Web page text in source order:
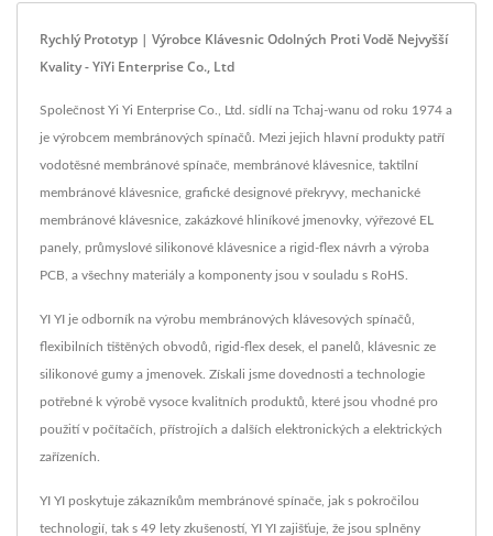
Rychlý Prototyp | Výrobce Klávesnic Odolných Proti Vodě Nejvyšší
Kvality - YiYi Enterprise Co., Ltd
Společnost Yi Yi Enterprise Co., Ltd. sídlí na Tchaj-wanu od roku 1974 a
je výrobcem membránových spínačů. Mezi jejich hlavní produkty patří
vodotěsné membránové spínače, membránové klávesnice, taktilní
membránové klávesnice, grafické designové překryvy, mechanické
membránové klávesnice, zakázkové hliníkové jmenovky, výřezové EL
panely, průmyslové silikonové klávesnice a rigid-flex návrh a výroba
PCB, a všechny materiály a komponenty jsou v souladu s RoHS.
YI YI je odborník na výrobu membránových klávesových spínačů,
flexibilních tištěných obvodů, rigid-flex desek, el panelů, klávesnic ze
silikonové gumy a jmenovek. Získali jsme dovednosti a technologie
potřebné k výrobě vysoce kvalitních produktů, které jsou vhodné pro
použití v počítačích, přístrojích a dalších elektronických a elektrických
zařízeních.
YI YI poskytuje zákazníkům membránové spínače, jak s pokročilou
technologií, tak s 49 lety zkušeností, YI YI zajišťuje, že jsou splněny